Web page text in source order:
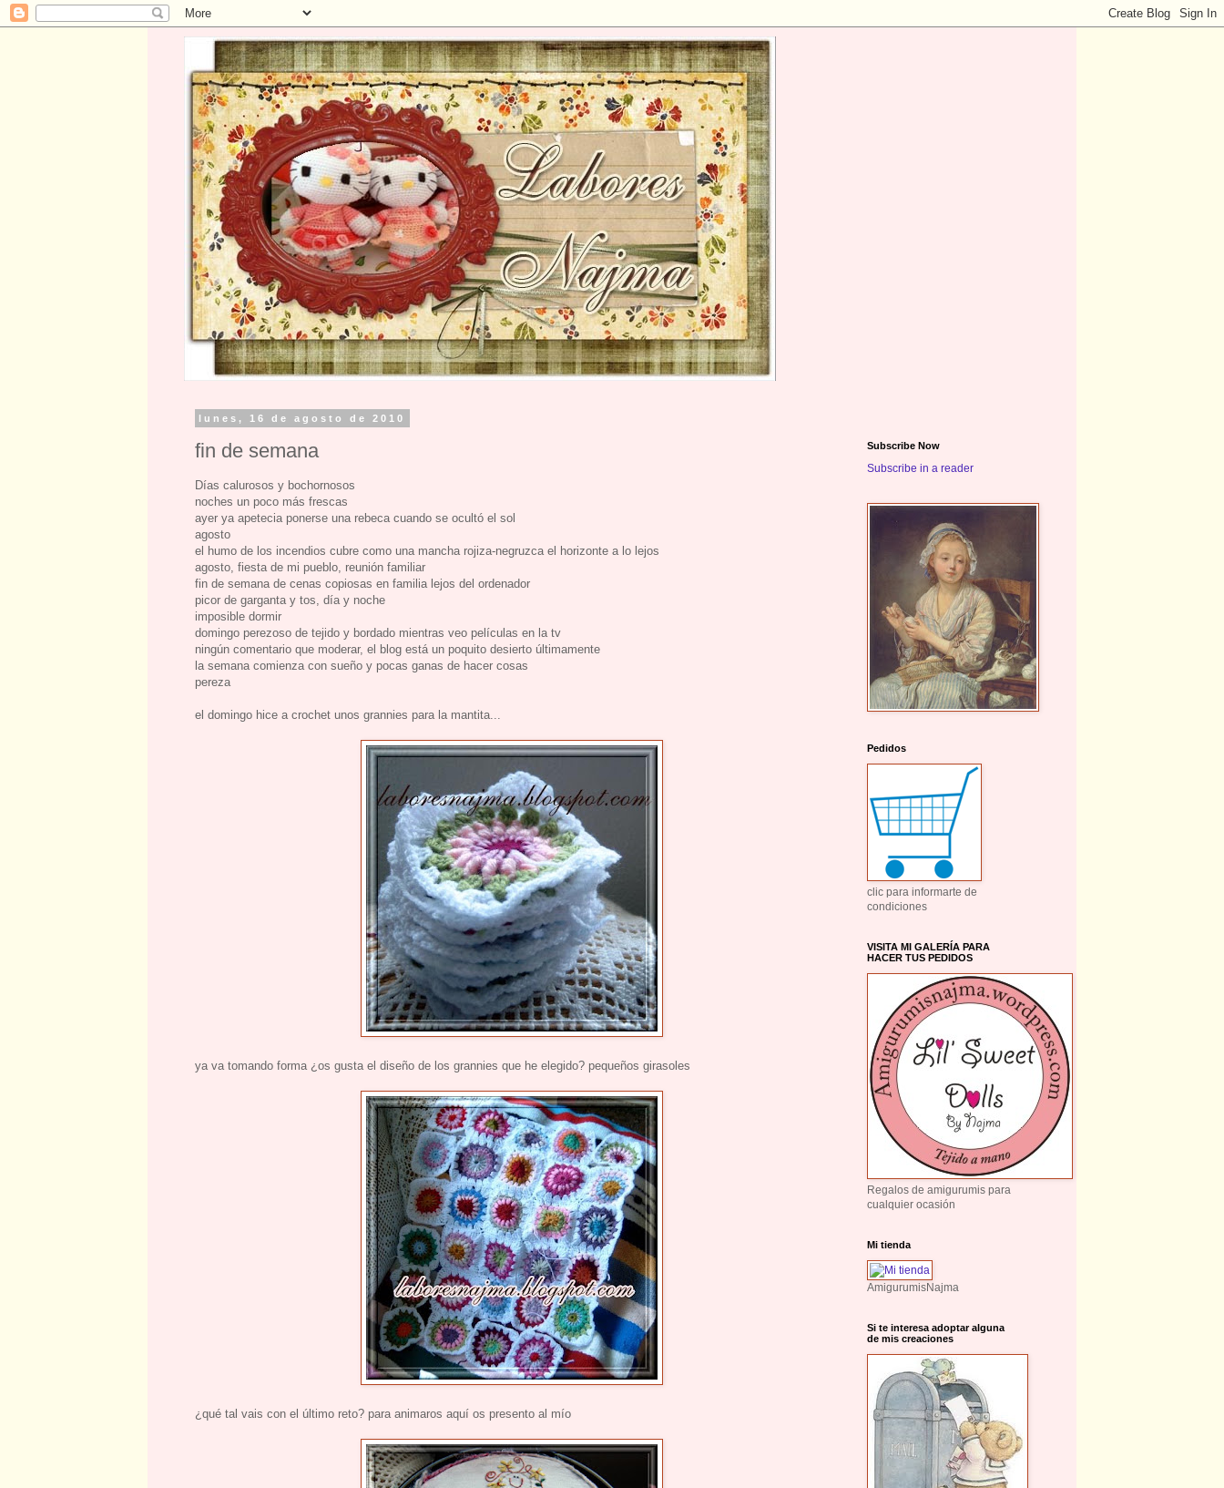
lunes, 16 de agosto de 2010
fin de semana
Días calurosos y bochornosos
noches un poco más frescas
ayer ya apetecia ponerse una rebeca cuando se ocultó el sol
agosto
el humo de los incendios cubre como una mancha rojiza-negruzca el horizonte a lo lejos
agosto, fiesta de mi pueblo, reunión familiar
fin de semana de cenas copiosas en familia lejos del ordenador
picor de garganta y tos, día y noche
imposible dormir
domingo perezoso de tejido y bordado mientras veo películas en la tv
ningún comentario que moderar, el blog está un poquito desierto últimamente
la semana comienza con sueño y pocas ganas de hacer cosas
pereza
el domingo hice a crochet unos grannies para la mantita...
ya va tomando forma ¿os gusta el diseño de los grannies que he elegido? pequeños girasoles
¿qué tal vais con el último reto? para animaros aquí os presento al mío
Subscribe Now
Subscribe in a reader
Pedidos
clic para informarte de
condiciones
VISITA MI GALERÍA PARA
HACER TUS PEDIDOS
Regalos de amigurumis para
cualquier ocasión
Mi tienda
AmigurumisNajma
Si te interesa adoptar alguna
de mis creaciones